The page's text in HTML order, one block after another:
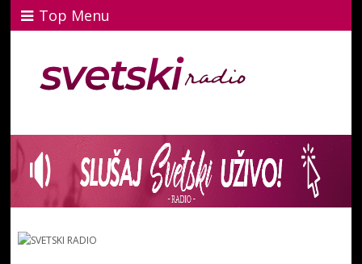
Top Menu